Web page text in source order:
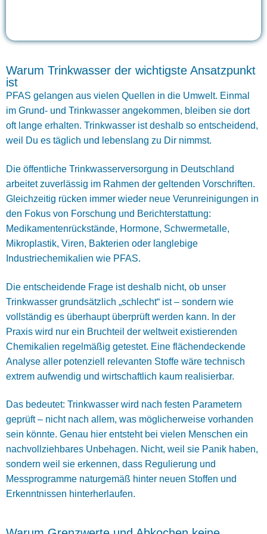
Warum Trinkwasser der wichtigste Ansatzpunkt
ist
PFAS gelangen aus vielen Quellen in die Umwelt. Einmal
im Grund- und Trinkwasser angekommen, bleiben sie dort
oft lange erhalten. Trinkwasser ist deshalb so entscheidend,
weil Du es täglich und lebenslang zu Dir nimmst.
Die öffentliche Trinkwasserversorgung in Deutschland
arbeitet zuverlässig im Rahmen der geltenden Vorschriften.
Gleichzeitig rücken immer wieder neue Verunreinigungen in
den Fokus von Forschung und Berichterstattung:
Medikamentenrückstände, Hormone, Schwermetalle,
Mikroplastik, Viren, Bakterien oder langlebige
Industriechemikalien wie PFAS.
Die entscheidende Frage ist deshalb nicht, ob unser
Trinkwasser grundsätzlich „schlecht“ ist – sondern wie
vollständig es überhaupt überprüft werden kann. In der
Praxis wird nur ein Bruchteil der weltweit existierenden
Chemikalien regelmäßig getestet. Eine flächendeckende
Analyse aller potenziell relevanten Stoffe wäre technisch
extrem aufwendig und wirtschaftlich kaum realisierbar.
Das bedeutet: Trinkwasser wird nach festen Parametern
geprüft – nicht nach allem, was möglicherweise vorhanden
sein könnte. Genau hier entsteht bei vielen Menschen ein
nachvollziehbares Unbehagen. Nicht, weil sie Panik haben,
sondern weil sie erkennen, dass Regulierung und
Messprogramme naturgemäß hinter neuen Stoffen und
Erkenntnissen hinterherlaufen.